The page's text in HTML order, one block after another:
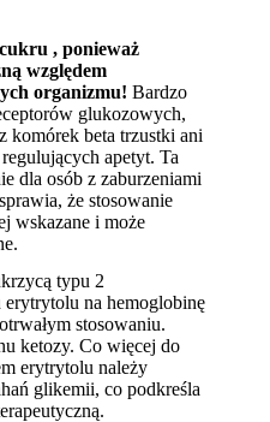
, ponieważ
względem
organizmu! Bardzo
glukozowych,
komórek beta trzustki ani
apetyt. Ta
dla osób z zaburzeniami
że stosowanie
wskazane i może
typu 2
na hemoglobinę
stosowaniu.
ketozy. Co więcej do
erytrytolu należy
glikemii, co podkreśla